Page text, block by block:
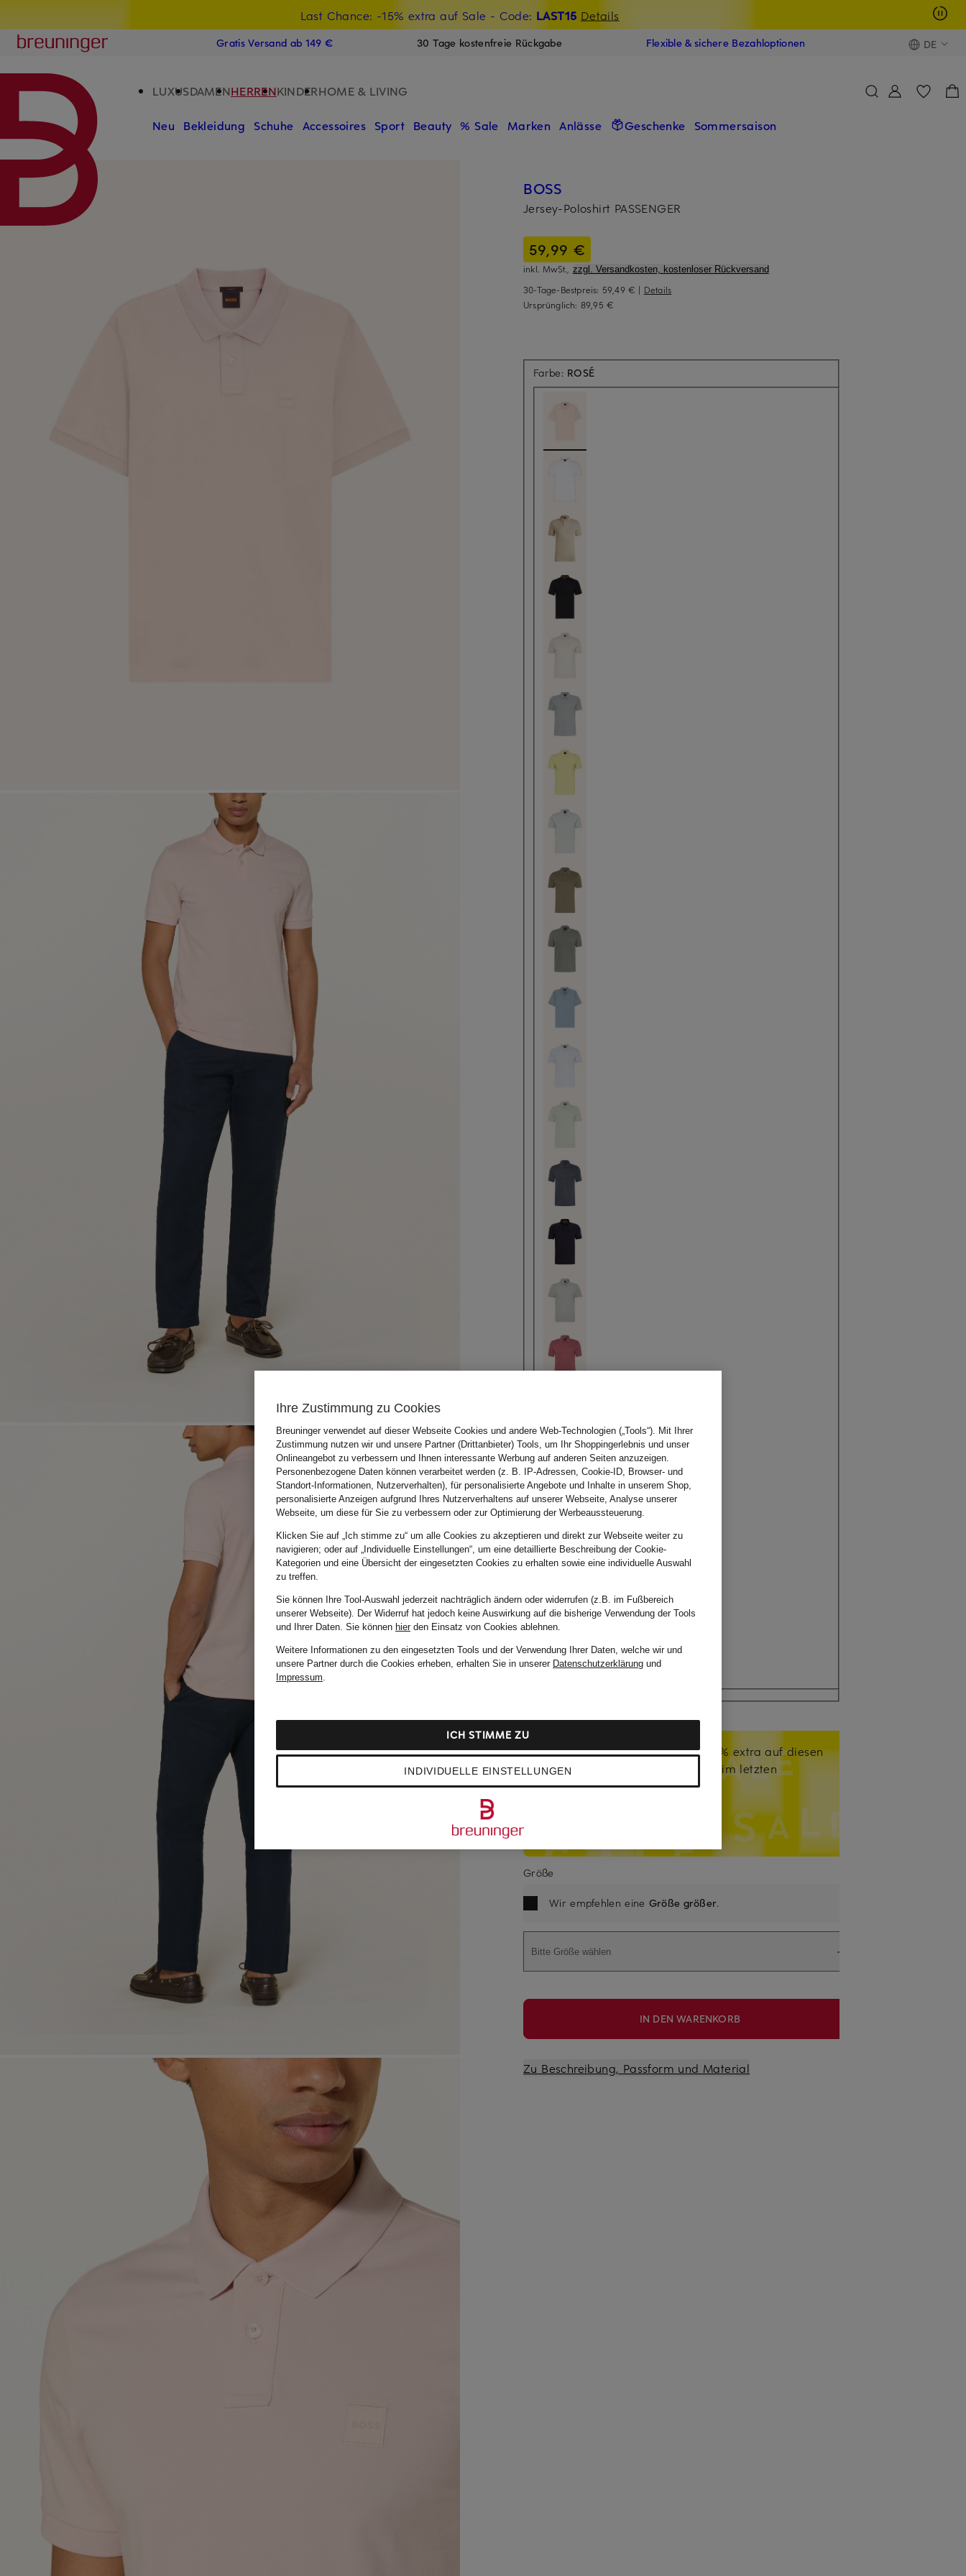
Last Chance: -15% extra auf Sale - Code: LAST15 Details
15€-Willkommensgutschein mit Beyond sichern
Breuninger
Gratis Versand ab 149 € 30 Tage kostenfreie Rückgabe Flexible & sichere Bezahloptionen DE
LUXUSDAMENHERRENKINDERHOME & LIVING
Neu Bekleidung Schuhe Accessoires Sport Beauty % Sale Marken Anlässe Geschenke Sommersaison
BOSS
Jersey-Poloshirt PASSENGER
59,99 €
inkl. MwSt., zzgl. Versandkosten, kostenloser Rückversand
30-Tage-Bestpreis: 59,49 € | Details
Ursprünglich: 89,95 €
Farbe: ROSÉ
Last Chance: Sichern Sie sich -15% extra auf diesen
reduzierten Artikel. Code
im letzten
Bestellschritt einlösen.Details
Größe
Wir empfehlen eine Größe größer.
Bitte Größe wählen
IN DEN WARENKORB
Zu Beschreibung, Passform und Material
Ihre Zustimmung zu Cookies
Breuninger verwendet auf dieser Webseite Cookies und andere Web-Technologien („Tools“). Mit Ihrer
Zustimmung nutzen wir und unsere Partner (Drittanbieter) Tools, um Ihr Shoppingerlebnis und unser
Onlineangebot zu verbessern und Ihnen interessante Werbung auf anderen Seiten anzuzeigen.
Personenbezogene Daten können verarbeitet werden (z. B. IP-Adressen, Cookie-ID, Browser- und
Standort-Informationen, Nutzerverhalten), für personalisierte Angebote und Inhalte in unserem Shop,
personalisierte Anzeigen aufgrund Ihres Nutzerverhaltens auf unserer Webseite, Analyse unserer
Webseite, um diese für Sie zu verbessern oder zur Optimierung der Werbeaussteuerung.
Klicken Sie auf „Ich stimme zu“ um alle Cookies zu akzeptieren und direkt zur Webseite weiter zu
navigieren; oder auf „Individuelle Einstellungen“, um eine detaillierte Beschreibung der Cookie-
Kategorien und eine Übersicht der eingesetzten Cookies zu erhalten sowie eine individuelle Auswahl
zu treffen.
Sie können Ihre Tool-Auswahl jederzeit nachträglich ändern oder widerrufen (z.B. im Fußbereich
unserer Webseite). Der Widerruf hat jedoch keine Auswirkung auf die bisherige Verwendung der Tools
und Ihrer Daten. Sie können hierden Einsatz von Cookies ablehnen.
Weitere Informationen zu den eingesetzten Tools und der Verwendung Ihrer Daten, welche wir und
unsere Partner durch die Cookies erheben, erhalten Sie in unserer Datenschutzerklärung und
Impressum.
INDIVIDUELLE EINSTELLUNGEN
ICH STIMME ZU